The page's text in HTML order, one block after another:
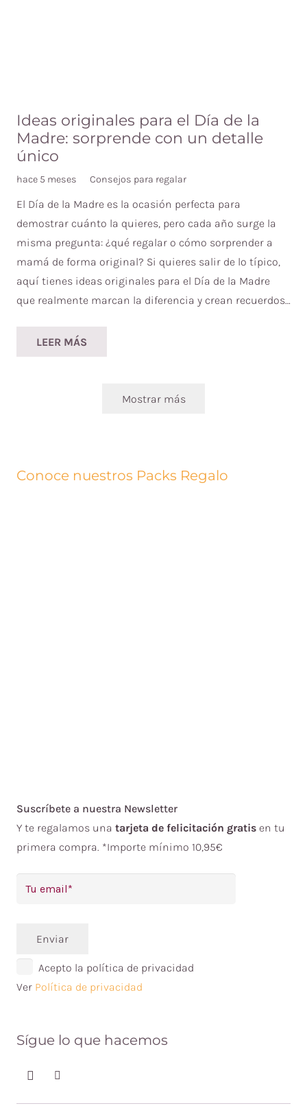
Ideas originales para el Día de la
Madre: sorprende con un detalle
único
hace 5 meses Consejos para regalar
El Día de la Madre es la ocasión perfecta para
demostrar cuánto la quieres, pero cada año surge la
misma pregunta: ¿qué regalar o cómo sorprender a
mamá de forma original? Si quieres salir de lo típico,
aquí tienes ideas originales para el Día de la Madre
que realmente marcan la diferencia y crean recuerdos…
LEER MÁS
Mostrar más
Conoce nuestros Packs Regalo
Suscríbete a nuestra Newsletter
Y te regalamos una tarjeta de felicitación gratis en tu
primera compra. *Importe mínimo 10,95€
Enviar
Acepto la política de privacidad
Ver Política de privacidad
Sígue lo que hacemos